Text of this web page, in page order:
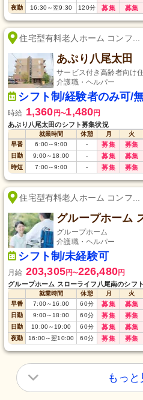
夜勤 16:30～翌9:30 120分 募集 募集
住宅型有料老人ホーム コンフ...
あぷり八尾太田
サービス付き高齢者向け
介護職・ヘルパー
シフト制/経験者のみ可/
時給 1,360 円〜1,480円
あぷり八尾太田のシフト募集状況
就業時間 休憩 月 火
早番
6:00～9:00 - 募集 募集
日勤 9:00～ 18:00 - 募集 募集
時短 7:00～9:00 - 募集 募集
住宅型有料老人ホーム コンフ...
グループホーム
グループホーム
介護職・ヘルパー
シフト制/未経験可
月給 203,305円〜226,480円
グループホーム スローライフ八尾南のシフ
就業時間 休憩 月 火
早番
7:00～ 16:00 60分 募集 募集
日勤 9:00～ 18:00 60分 募集 募集
日勤 10:00～ 19:00 60分 募集 募集
夜勤 16:00～翌10:00 60分 募集 募集
もっと